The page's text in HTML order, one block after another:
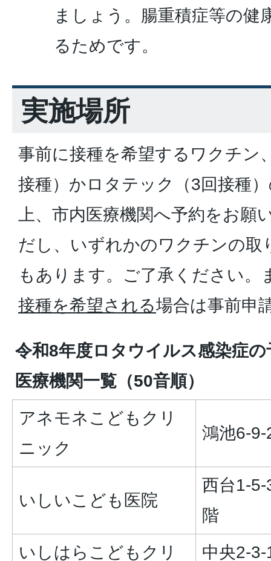
ましょう。腸重積症等の健
るためです。
実施場所
事前に接種を希望するワクチン
接種）かロタテック（3回接種
上、市内医療機関へ予約をお願
だし、いずれかのワクチンの取
もあります。ご了承ください。
接種を希望される場合は事前申
令和8年度ロタウイルス感染症の
医療機関一覧（50音順）
アネモネこどもクリ
ニック
鴻池6-9-
いしいこども医院
西台1-5-
階
いしはらこどもクリ
中央2-3-